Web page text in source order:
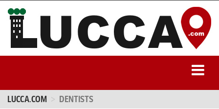
LUCCA.COM DENTISTS